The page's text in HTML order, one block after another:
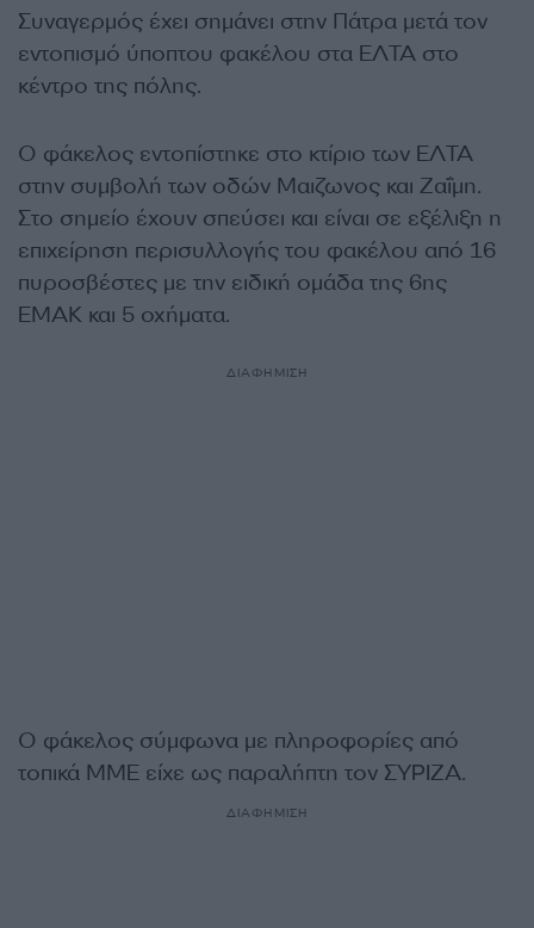
Συναγερμός έχει σημάνει στην Πάτρα μετά τον
εντοπισμό ύποπτου φακέλου στα ΕΛΤΑ στο
κέντρο της πόλης.
Ο φάκελος εντοπίστηκε στο κτίριο των ΕΛΤΑ
στην συμβολή των οδών Μαιζωνος και Ζαΐμη.
Στο σημείο έχουν σπεύσει και είναι σε εξέλιξη η
επιχείρηση περισυλλογής του φακέλου από 16
πυροσβέστες με την ειδική ομάδα της 6ης
ΕΜΑΚ και 5 οχήματα.
ΔΙΑΦΗΜΙΣΗ
Ο φάκελος σύμφωνα με πληροφορίες από
τοπικά ΜΜΕ είχε ως παραλήπτη τον ΣΥΡΙΖΑ.
ΔΙΑΦΗΜΙΣΗ